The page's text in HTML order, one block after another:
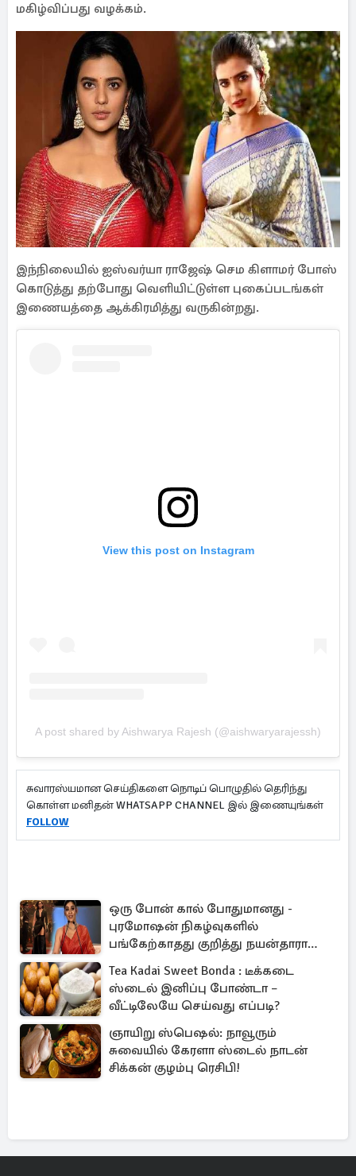
மகிழ்விப்பது வழக்கம்.
இந்நிலையில் ஐஸ்வர்யா ராஜேஷ் செம கிளாமர் போஸ்
கொடுத்து தற்போது வெளியிட்டுள்ள புகைப்படங்கள்
இணையத்தை ஆக்கிரமித்து வருகின்றது.
View this post on Instagram
A post shared by Aishwarya Rajesh (@aishwaryarajessh)
சுவாரஸ்யமான செய்திகளை நொடிப் பொழுதில் தெரிந்து
கொள்ள மனிதன் WHATSAPP CHANNEL இல் இணையுங்கள்
FOLLOW
ஒரு போன் கால் போதுமானது -
புரமோஷன் நிகழ்வுகளில்
பங்கேற்காதது குறித்து நயன்தாரா
ஓபன் டாக்!
Tea Kadai Sweet Bonda : டீக்கடை
ஸ்டைல் இனிப்பு போண்டா –
வீட்டிலேயே செய்வது எப்படி?
ஞாயிறு ஸ்பெஷல்: நாவூரும்
சுவையில் கேரளா ஸ்டைல் நாடன்
சிக்கன் குழம்பு ரெசிபி!